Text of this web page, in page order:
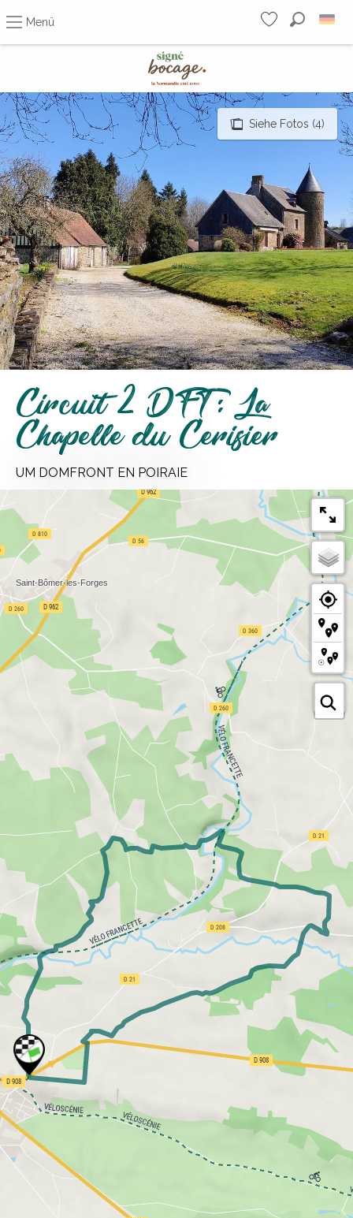
contenu
principal
Menü
Voir les favoris
Siehe Fotos (4)
Circuit 2 DFT : La
Chapelle du Cerisier
UM DOMFRONT EN POIRAIE